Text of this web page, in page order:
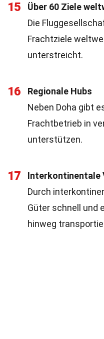
15
Über 60 Ziele
Die
Frachtziele
unterstreicht.
16
Regionale Hubs
Neben Doha gibt
Frachtbetrieb in
unterstützen.
17
Interkontinentale
Durch
Güter schnell und
hinweg